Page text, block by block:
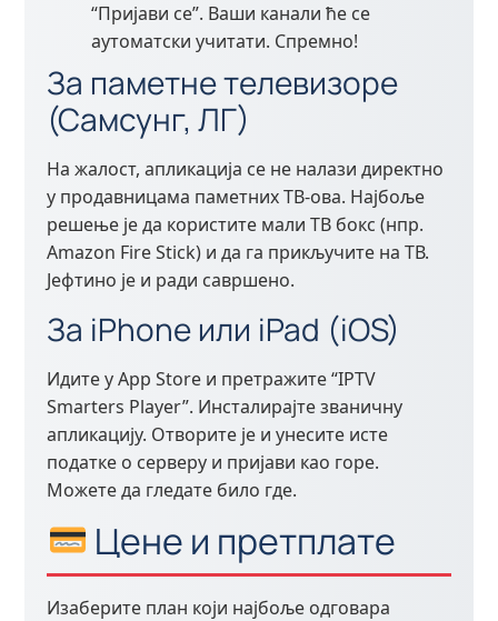
“Пријави се”. Ваши канали ће се
аутоматски учитати. Спремно!
За паметне телевизоре
(Самсунг, ЛГ)
На жалост, апликација се не налази директно
у продавницама паметних ТВ-ова. Најбоље
решење је да користите мали ТВ бокс (нпр.
Amazon Fire Stick) и да га прикључите на ТВ.
Јефтино је и ради савршено.
За iPhone или iPad (iOS)
Идите у App Store и претражите “IPTV
Smarters Player”. Инсталирајте званичну
апликацију. Отворите је и унесите исте
податке о серверу и пријави као горе.
Можете да гледате било где.
Цене и претплате
Изаберите план који најбоље одговара